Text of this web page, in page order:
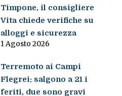
Timpone, il consigliere
Vita chiede verifiche su
alloggi e sicurezza
1 Agosto 2026
Terremoto ai Campi
Flegrei: salgono a 21 i
feriti, due sono gravi